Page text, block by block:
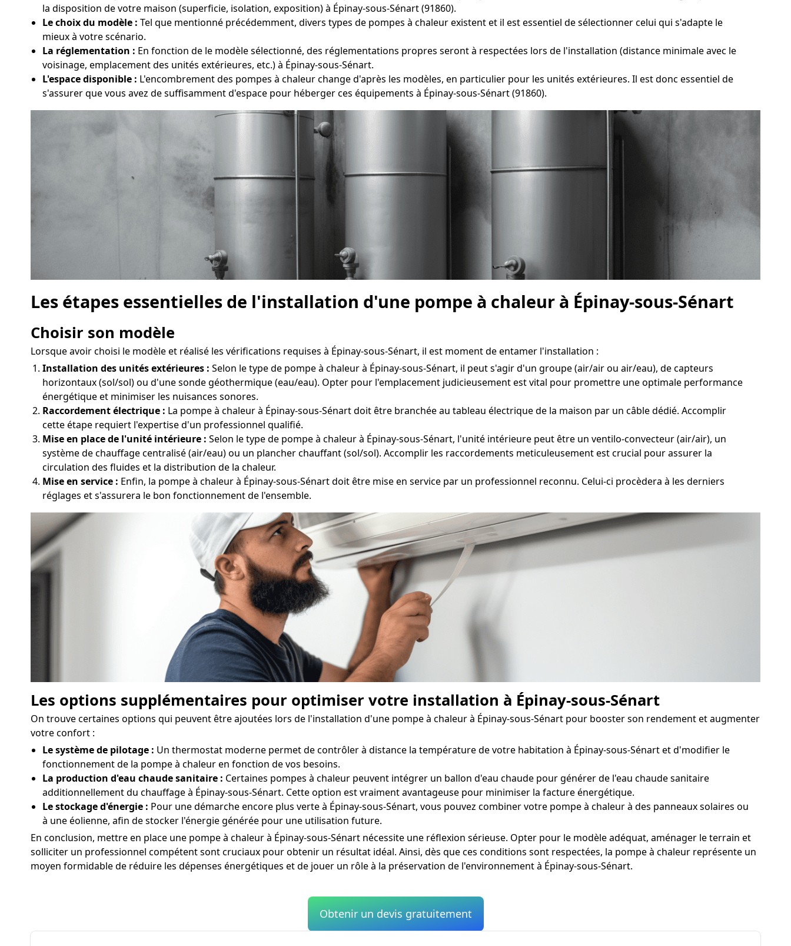
la disposition de votre maison (superficie, isolation, exposition) à Épinay-sous-Sénart (91860).
Le choix du modèle : Tel que mentionné précédemment, divers types de pompes à chaleur existent et il est essentiel de sélectionner celui qui s'adapte le
mieux à votre scénario.
La réglementation : En fonction de le modèle sélectionné, des réglementations propres seront à respectées lors de l'installation (distance minimale avec le
voisinage, emplacement des unités extérieures, etc.) à Épinay-sous-Sénart.
L'espace disponible : L'encombrement des pompes à chaleur change d'après les modèles, en particulier pour les unités extérieures. Il est donc essentiel de
s'assurer que vous avez de suffisamment d'espace pour héberger ces équipements à Épinay-sous-Sénart (91860).
Les étapes essentielles de l'installation d'une pompe à chaleur à Épinay-sous-Sénart
Choisir son modèle
Lorsque avoir choisi le modèle et réalisé les vérifications requises à Épinay-sous-Sénart, il est moment de entamer l'installation :
Installation des unités extérieures : Selon le type de pompe à chaleur à Épinay-sous-Sénart, il peut s'agir d'un groupe (air/air ou air/eau), de capteurs
horizontaux (sol/sol) ou d'une sonde géothermique (eau/eau). Opter pour l'emplacement judicieusement est vital pour promettre une optimale performance
énergétique et minimiser les nuisances sonores.
Raccordement électrique : La pompe à chaleur à Épinay-sous-Sénart doit être branchée au tableau électrique de la maison par un câble dédié. Accomplir
cette étape requiert l'expertise d'un professionnel qualifié.
Mise en place de l'unité intérieure : Selon le type de pompe à chaleur à Épinay-sous-Sénart, l'unité intérieure peut être un ventilo-convecteur (air/air), un
système de chauffage centralisé (air/eau) ou un plancher chauffant (sol/sol). Accomplir les raccordements meticuleusement est crucial pour assurer la
circulation des fluides et la distribution de la chaleur.
Mise en service : Enfin, la pompe à chaleur à Épinay-sous-Sénart doit être mise en service par un professionnel reconnu. Celui-ci procèdera à les derniers
réglages et s'assurera le bon fonctionnement de l'ensemble.
Les options supplémentaires pour optimiser votre installation à Épinay-sous-Sénart
On trouve certaines options qui peuvent être ajoutées lors de l'installation d'une pompe à chaleur à Épinay-sous-Sénart pour booster son rendement et augmenter
votre confort :
Le système de pilotage : Un thermostat moderne permet de contrôler à distance la température de votre habitation à Épinay-sous-Sénart et d'modifier le
fonctionnement de la pompe à chaleur en fonction de vos besoins.
La production d'eau chaude sanitaire : Certaines pompes à chaleur peuvent intégrer un ballon d'eau chaude pour générer de l'eau chaude sanitaire
additionnellement du chauffage à Épinay-sous-Sénart. Cette option est vraiment avantageuse pour minimiser la facture énergétique.
Le stockage d'énergie : Pour une démarche encore plus verte à Épinay-sous-Sénart, vous pouvez combiner votre pompe à chaleur à des panneaux solaires ou
à une éolienne, afin de stocker l'énergie générée pour une utilisation future.
En conclusion, mettre en place une pompe à chaleur à Épinay-sous-Sénart nécessite une réflexion sérieuse. Opter pour le modèle adéquat, aménager le terrain et
solliciter un professionnel compétent sont cruciaux pour obtenir un résultat idéal. Ainsi, dès que ces conditions sont respectées, la pompe à chaleur représente un
moyen formidable de réduire les dépenses énergétiques et de jouer un rôle à la préservation de l'environnement à Épinay-sous-Sénart.
Obtenir un devis gratuitement